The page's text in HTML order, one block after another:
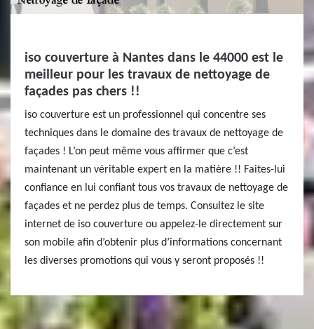
iso couverture à Nantes dans le 44000 est le
meilleur pour les travaux de nettoyage de
façades pas chers !!
iso couverture est un professionnel qui concentre ses
techniques dans le domaine des travaux de nettoyage de
façades ! L’on peut même vous affirmer que c’est
maintenant un véritable expert en la matière !! Faites-lui
confiance en lui confiant tous vos travaux de nettoyage de
façades et ne perdez plus de temps. Consultez le site
internet de iso couverture ou appelez-le directement sur
son mobile afin d’obtenir plus d’informations concernant
les diverses promotions qui vous y seront proposés !!